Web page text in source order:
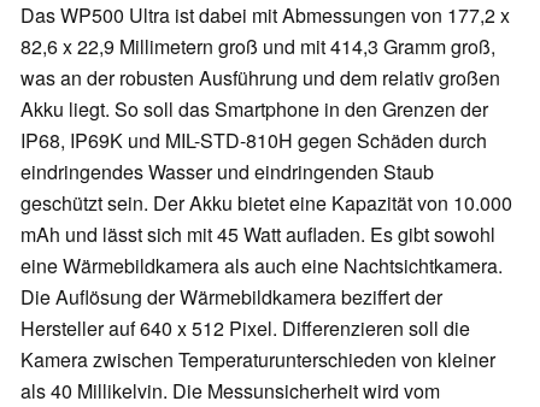
Das WP500 Ultra ist dabei mit Abmessungen von 177,2 x
82,6 x 22,9 Millimetern groß und mit 414,3 Gramm groß,
was an der robusten Ausführung und dem relativ großen
Akku liegt. So soll das Smartphone in den Grenzen der
IP68, IP69K und MIL-STD-810H gegen Schäden durch
eindringendes Wasser und eindringenden Staub
geschützt sein. Der Akku bietet eine Kapazität von 10.000
mAh und lässt sich mit 45 Watt aufladen. Es gibt sowohl
eine Wärmebildkamera als auch eine Nachtsichtkamera.
Die Auflösung der Wärmebildkamera beziffert der
Hersteller auf 640 x 512 Pixel. Differenzieren soll die
Kamera zwischen Temperaturunterschieden von kleiner
als 40 Millikelvin. Die Messunsicherheit wird vom